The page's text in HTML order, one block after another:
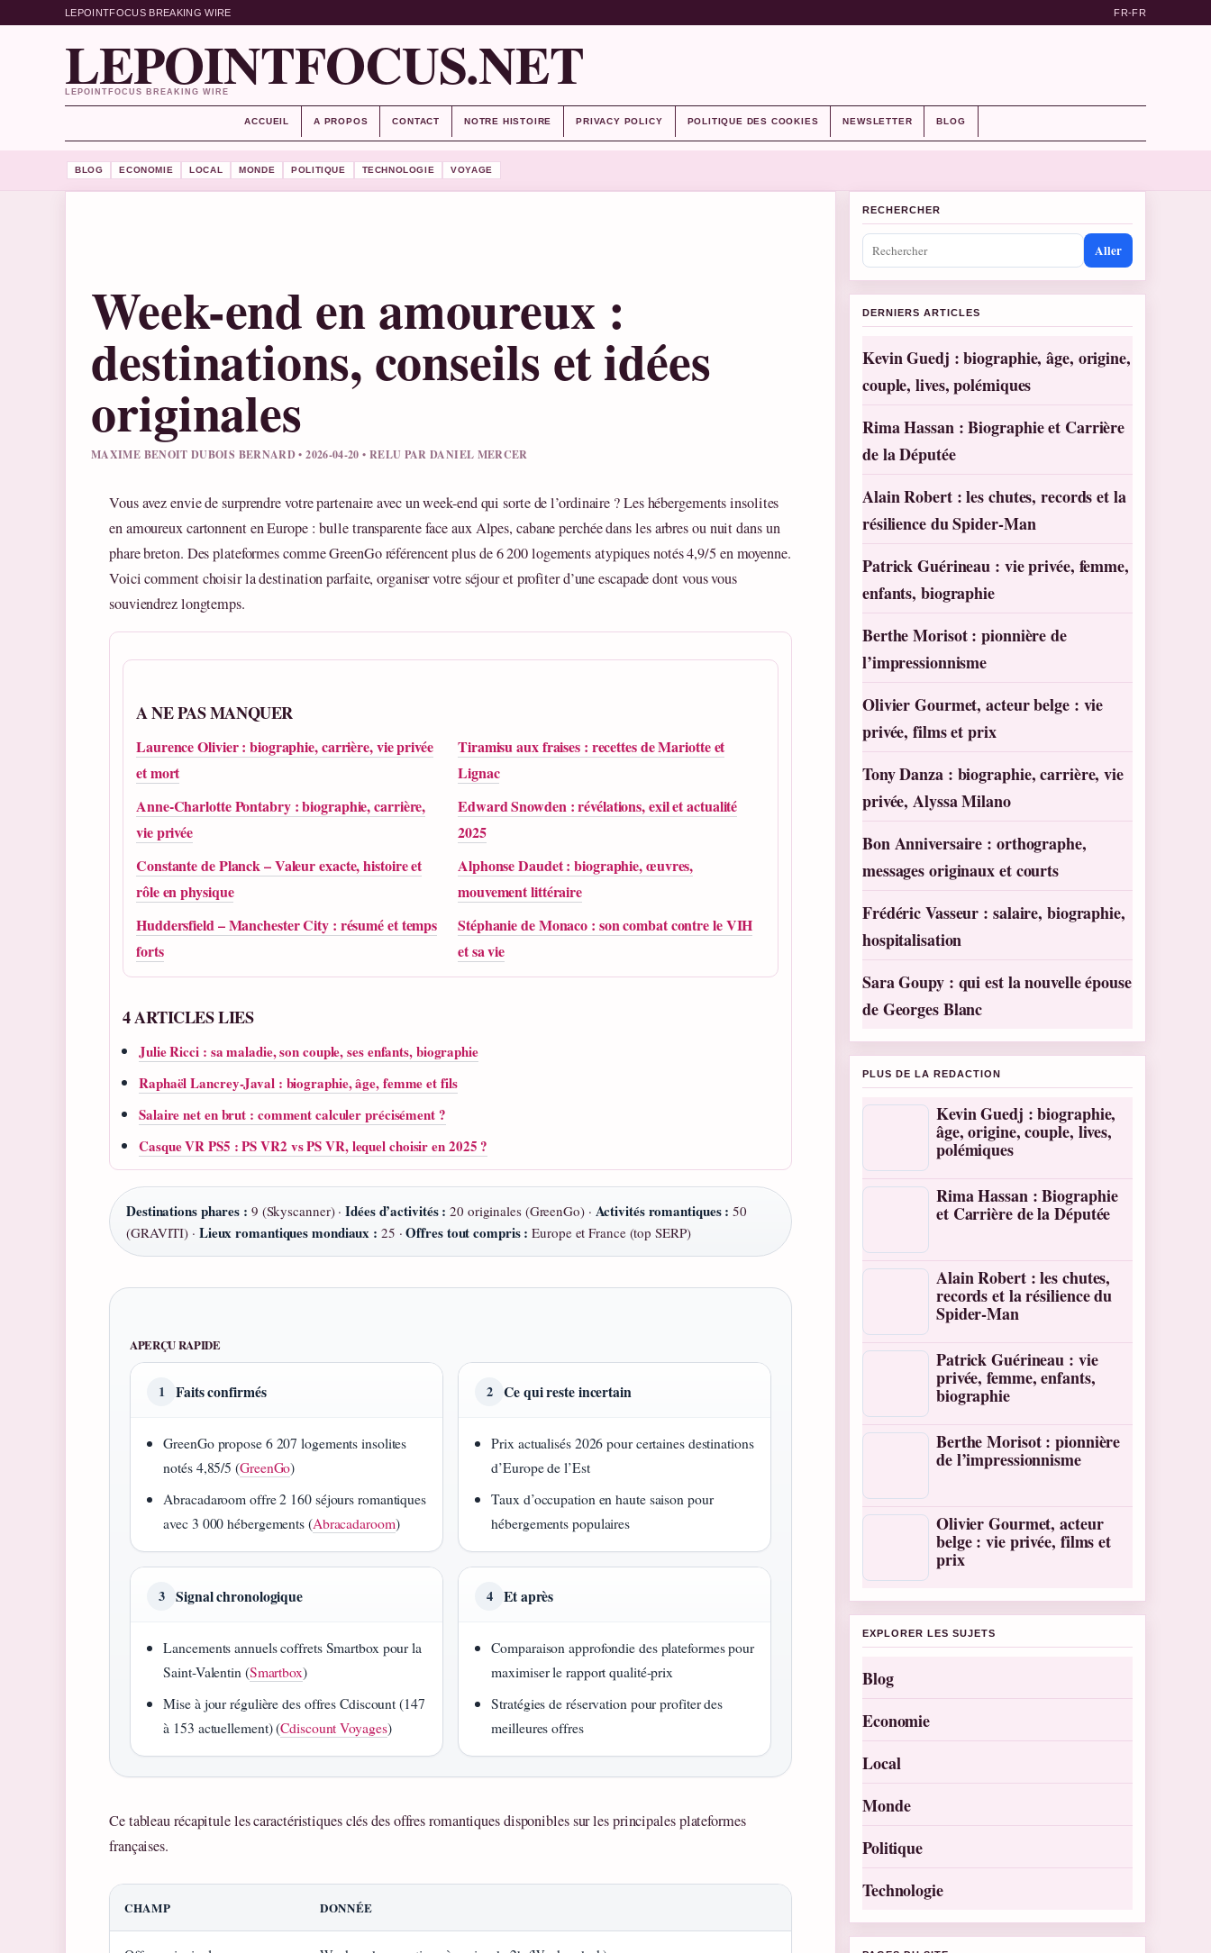
LEPOINTFOCUS BREAKING WIRE FR-FR
LEPOINTFOCUS.NET
LEPOINTFOCUS BREAKING WIRE
ACCUEIL A PROPOS CONTACT NOTRE HISTOIRE PRIVACY POLICY POLITIQUE DES COOKIES NEWSLETTER BLOG
BLOG ECONOMIE LOCAL MONDE POLITIQUE TECHNOLOGIE VOYAGE
Week-end en amoureux :
destinations, conseils et idées
originales
MAXIME BENOIT DUBOIS BERNARD • 2026-04-20 • RELU PAR DANIEL MERCER
Vous avez envie de surprendre votre partenaire avec un week-end qui sorte de l’ordinaire ? Les hébergements insolites
en amoureux cartonnent en Europe : bulle transparente face aux Alpes, cabane perchée dans les arbres ou nuit dans un
phare breton. Des plateformes comme GreenGo référencent plus de 6 200 logements atypiques notés 4,9/5 en moyenne.
Voici comment choisir la destination parfaite, organiser votre séjour et profiter d’une escapade dont vous vous
souviendrez longtemps.
A NE PAS MANQUER
Laurence Olivier : biographie, carrière, vie privée
et mort
Tiramisu aux fraises : recettes de Mariotte et
Lignac
Anne-Charlotte Pontabry : biographie, carrière,
vie privée
Edward Snowden : révélations, exil et actualité
2025
Constante de Planck – Valeur exacte, histoire et
rôle en physique
Alphonse Daudet : biographie, œuvres,
mouvement littéraire
Huddersfield – Manchester City : résumé et temps
forts
Stéphanie de Monaco : son combat contre le VIH
et sa vie
4 ARTICLES LIES
Julie Ricci : sa maladie, son couple, ses enfants, biographie
Raphaël Lancrey-Javal : biographie, âge, femme et fils
Salaire net en brut : comment calculer précisément ?
Casque VR PS5 : PS VR2 vs PS VR, lequel choisir en 2025 ?
Destinations phares : 9 (Skyscanner) ·Idées d’activités : 20 originales (GreenGo) · Activités romantiques : 50
(GRAVITI) · Lieux romantiques mondiaux : 25 ·Offres tout compris : Europe et France (top SERP)
APERÇU RAPIDE
1 Faits confirmés
GreenGo propose 6 207 logements insolites
notés 4,85/5 (GreenGo)
Abracadaroom offre 2 160 séjours romantiques
avec 3 000 hébergements (Abracadaroom)
2 Ce qui reste incertain
Prix actualisés 2026 pour certaines destinations
d’Europe de l’Est
Taux d’occupation en haute saison pour
hébergements populaires
3 Signal chronologique
Lancements annuels coffrets Smartbox pour la
Saint-Valentin (Smartbox)
Mise à jour régulière des offres Cdiscount (147
à 153 actuellement) (Cdiscount Voyages)
4 Et après
Comparaison approfondie des plateformes pour
maximiser le rapport qualité-prix
Stratégies de réservation pour profiter des
meilleures offres
Ce tableau récapitule les caractéristiques clés des offres romantiques disponibles sur les principales plateformes
françaises.
CHAMP DONNÉE
RECHERCHER
Aller
DERNIERS ARTICLES
Kevin Guedj : biographie, âge, origine,
couple, lives, polémiques
Rima Hassan : Biographie et Carrière
de la Députée
Alain Robert : les chutes, records et la
résilience du Spider-Man
Patrick Guérineau : vie privée, femme,
enfants, biographie
Berthe Morisot : pionnière de
l’impressionnisme
Olivier Gourmet, acteur belge : vie
privée, films et prix
Tony Danza : biographie, carrière, vie
privée, Alyssa Milano
Bon Anniversaire : orthographe,
messages originaux et courts
Frédéric Vasseur : salaire, biographie,
hospitalisation
Sara Goupy : qui est la nouvelle épouse
de Georges Blanc
PLUS DE LA REDACTION
Kevin Guedj : biographie,
âge, origine, couple, lives,
polémiques
Rima Hassan : Biographie
et Carrière de la Députée
Alain Robert : les chutes,
records et la résilience du
Spider-Man
Patrick Guérineau : vie
privée, femme, enfants,
biographie
Berthe Morisot : pionnière
de l’impressionnisme
Olivier Gourmet, acteur
belge : vie privée, films et
prix
EXPLORER LES SUJETS
Blog
Economie
Local
Monde
Politique
Technologie